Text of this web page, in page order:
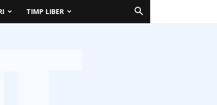
TIMP LIBER